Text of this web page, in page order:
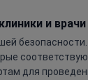
и врачи
для